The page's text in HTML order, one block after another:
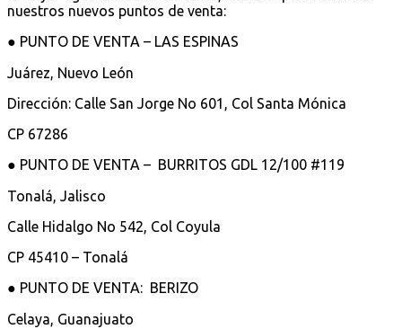
nuestros nuevos puntos de venta:
● PUNTO DE VENTA – LAS ESPINAS
Juárez, Nuevo León
Dirección: Calle San Jorge No 601, Col Santa Mónica
CP 67286
● PUNTO DE VENTA – BURRITOS GDL 12/100 #119
Tonalá, Jalisco
Calle Hidalgo No 542, Col Coyula
CP 45410 – Tonalá
● PUNTO DE VENTA: BERIZO
Celaya, Guanajuato